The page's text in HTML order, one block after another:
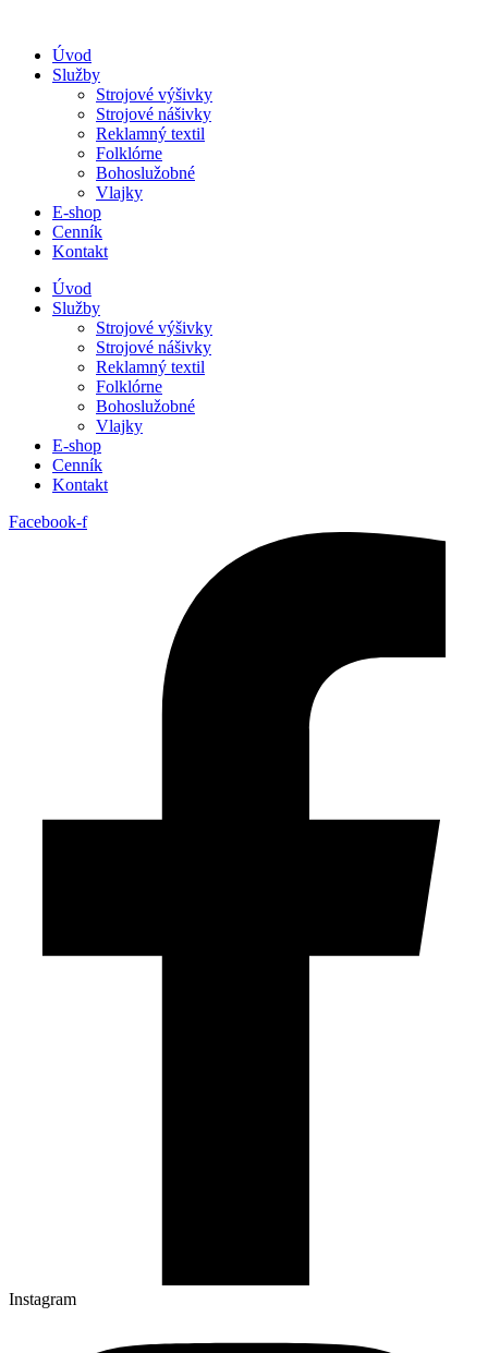
Úvod
Služby
Strojové výšivky
Strojové nášivky
Reklamný textil
Folklórne
Bohoslužobné
Vlajky
E-shop
Cenník
Kontakt
Úvod
Služby
Strojové výšivky
Strojové nášivky
Reklamný textil
Folklórne
Bohoslužobné
Vlajky
E-shop
Cenník
Kontakt
Facebook-f
Instagram